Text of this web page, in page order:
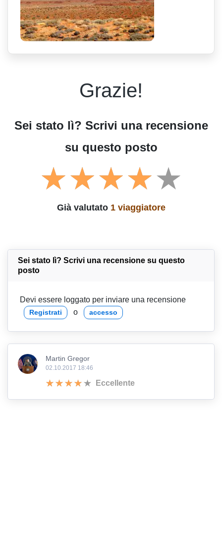
Grazie!
Sei stato lì? Scrivi una recensione
su questo posto
Già valutato 1 viaggiatore
Sei stato lì? Scrivi una recensione su questo
posto
Devi essere loggato per inviare una recensione
Registrati o accesso
Martin Gregor
02.10.2017 18:46
Eccellente